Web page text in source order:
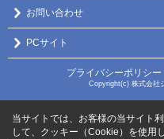
お問い合わせ
PCサイト
プライバシーポリシー
Copyright(c) 株式会社
当サイトでは、お客様の当サイト
して、クッキー（Cookie）を使用